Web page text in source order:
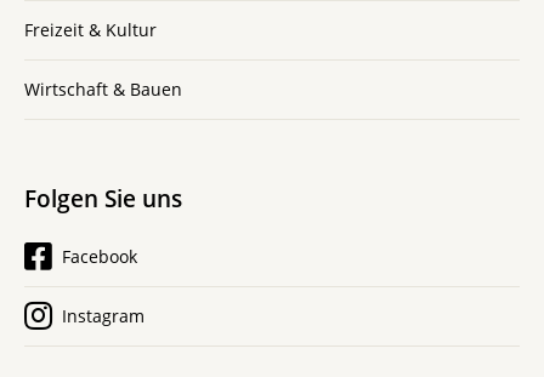
Freizeit & Kultur
Wirtschaft & Bauen
Folgen Sie uns
Facebook
Instagram